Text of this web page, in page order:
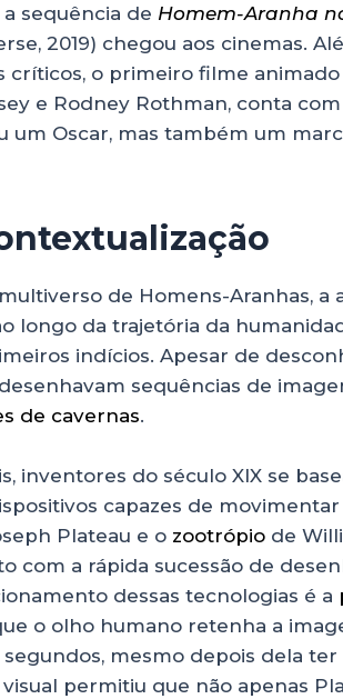
a sequência de Homem-Aranha
2019) chegou aos cinemas.
críticos, o primeiro filme
e Rodney Rothman, conta
um Oscar, mas também um
de Homens-Aranhas, a
longo da trajetória da
indícios. Apesar de
sequências de
de cavernas.
inventores do século XIX se
capazes de
Plateau e o zootrópio de
com a rápida sucessão de
dessas tecnologias é a
o olho humano retenha a
mesmo depois dela ter
permitiu que não apenas